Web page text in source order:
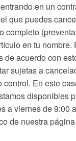
en un
que puedes
completo
en tu nombre.
acuerdo con
sujetas a
En este
disponibles
a viernes de 9:00
de nuestra